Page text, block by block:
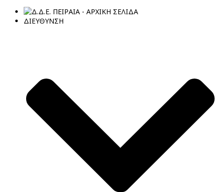
ΔΙΕΥΘΥΝΣΗ